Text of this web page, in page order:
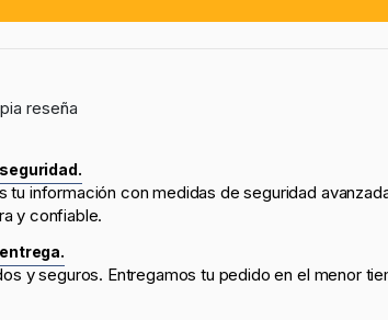
reseña
tu información con medidas de seguridad
y confiable.
y seguros. Entregamos tu pedido en el menor